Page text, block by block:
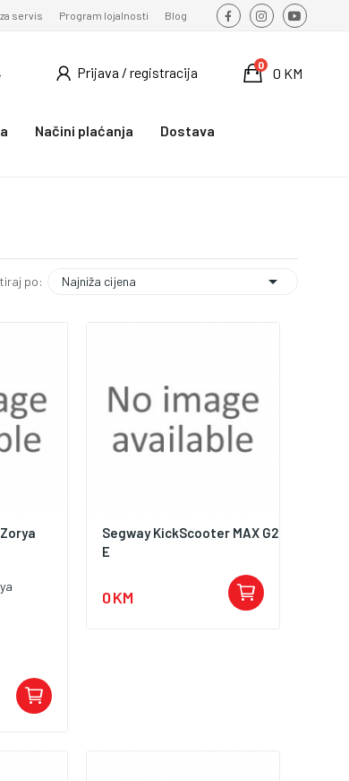
servis Program lojalnosti Blog
Prijava / registracija 0 KM
0
Načini plaćanja
Dostava
po: Najniža cijena 
Zorya
Segway KickScooter MAX G2
E
0 KM